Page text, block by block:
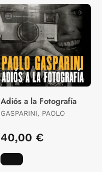
Adiós a la Fotografía
GASPARINI, PAOLO
40,00 €